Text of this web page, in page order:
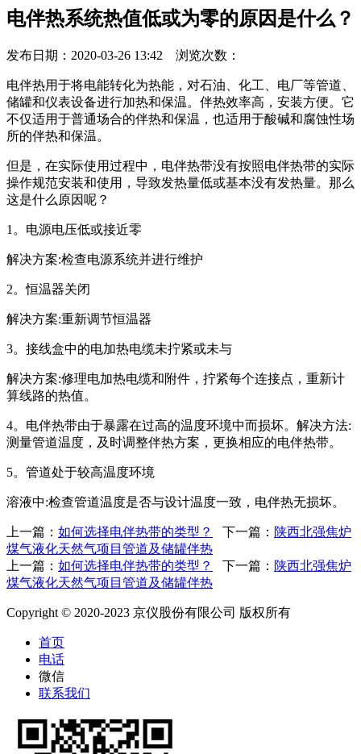
电伴热系统热值低或为零的原因是什么？
发布日期：2020-03-26 13:42 浏览次数：
电伴热用于将电能转化为热能，对石油、化工、电厂等管道、
储罐和仪表设备进行加热和保温。伴热效率高，安装方便。它
不仅适用于普通场合的伴热和保温，也适用于酸碱和腐蚀性场
所的伴热和保温。
但是，在实际使用过程中，电伴热带没有按照电伴热带的实际
操作规范安装和使用，导致发热量低或基本没有发热量。那么
这是什么原因呢？
1。电源电压低或接近零
解决方案:检查电源系统并进行维护
2。恒温器关闭
解决方案:重新调节恒温器
3。接线盒中的电加热电缆未拧紧或未与
解决方案:修理电加热电缆和附件，拧紧每个连接点，重新计
算线路的热值。
4。电伴热带由于暴露在过高的温度环境中而损坏。解决方法:
测量管道温度，及时调整伴热方案，更换相应的电伴热带。
5。管道处于较高温度环境
溶液中:检查管道温度是否与设计温度一致，电伴热无损坏。
上一篇： 如何选择电伴热带的类型？ 下一篇： 陕西北强焦炉
煤气液化天然气项目管道及储罐伴热
上一篇： 如何选择电伴热带的类型？ 下一篇： 陕西北强焦炉
煤气液化天然气项目管道及储罐伴热
Copyright © 2020-2023 京仪股份有限公司 版权所有
首页
电话
微信
联系我们